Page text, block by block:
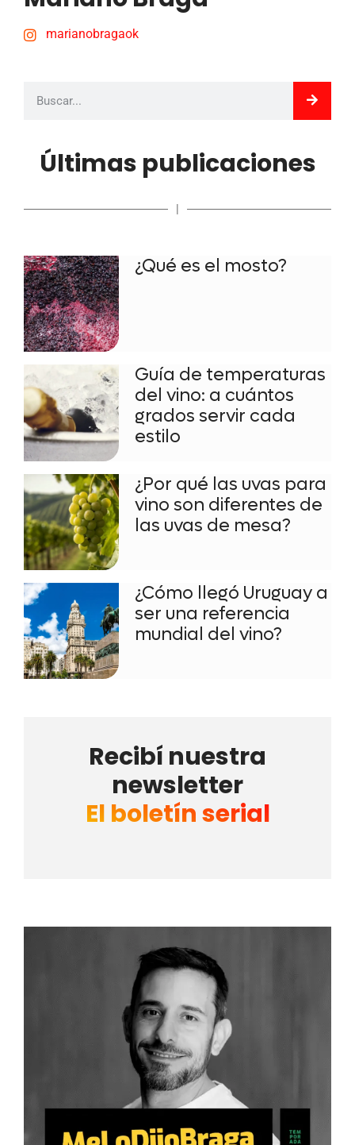
marianobragaok
Últimas publicaciones
|
¿Qué es el mosto?
Guía de temperaturas
del vino: a cuántos
grados servir cada
estilo
¿Por qué las uvas para
vino son diferentes de
las uvas de mesa?
¿Cómo llegó Uruguay a
ser una referencia
mundial del vino?
Recibí nuestra
newsletter
El boletín serial